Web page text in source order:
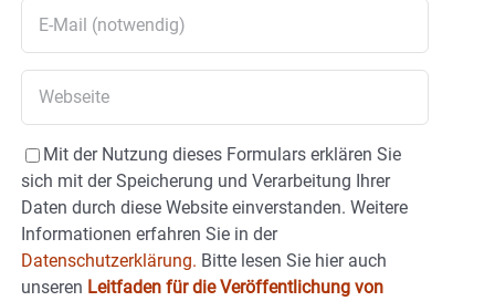
Mit der Nutzung dieses Formulars erklären Sie
sich mit der Speicherung und Verarbeitung Ihrer
Daten durch diese Website einverstanden. Weitere
Informationen erfahren Sie in der
Datenschutzerklärung. Bitte lesen Sie hier auch
unseren Leitfaden für die Veröffentlichung von